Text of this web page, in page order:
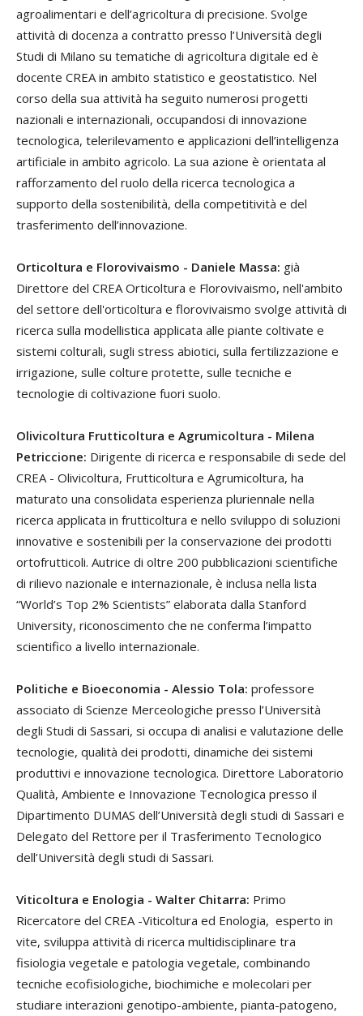
agroalimentari e dell’agricoltura di precisione. Svolge
attività di docenza a contratto presso l’Università degli
Studi di Milano su tematiche di agricoltura digitale ed è
docente CREA in ambito statistico e geostatistico. Nel
corso della sua attività ha seguito numerosi progetti
nazionali e internazionali, occupandosi di innovazione
tecnologica, telerilevamento e applicazioni dell’intelligenza
artificiale in ambito agricolo. La sua azione è orientata al
rafforzamento del ruolo della ricerca tecnologica a
supporto della sostenibilità, della competitività e del
trasferimento dell’innovazione.
Orticoltura e Florovivaismo - Daniele Massa: già
Direttore del CREA Orticoltura e Florovivaismo, nell'ambito
del settore dell'orticoltura e florovivaismo svolge attività di
ricerca sulla modellistica applicata alle piante coltivate e
sistemi colturali, sugli stress abiotici, sulla fertilizzazione e
irrigazione, sulle colture protette, sulle tecniche e
tecnologie di coltivazione fuori suolo.
Olivicoltura Frutticoltura e Agrumicoltura - Milena
Petriccione: Dirigente di ricerca e responsabile di sede del
CREA - Olivicoltura, Frutticoltura e Agrumicoltura, ha
maturato una consolidata esperienza pluriennale nella
ricerca applicata in frutticoltura e nello sviluppo di soluzioni
innovative e sostenibili per la conservazione dei prodotti
ortofrutticoli. Autrice di oltre 200 pubblicazioni scientifiche
di rilievo nazionale e internazionale, è inclusa nella lista
“World’s Top 2% Scientists” elaborata dalla Stanford
University, riconoscimento che ne conferma l’impatto
scientifico a livello internazionale.
Politiche e Bioeconomia - Alessio Tola: professore
associato di Scienze Merceologiche presso l’Università
degli Studi di Sassari, si occupa di analisi e valutazione delle
tecnologie, qualità dei prodotti, dinamiche dei sistemi
produttivi e innovazione tecnologica. Direttore Laboratorio
Qualità, Ambiente e Innovazione Tecnologica presso il
Dipartimento DUMAS dell’Università degli studi di Sassari e
Delegato del Rettore per il Trasferimento Tecnologico
dell’Università degli studi di Sassari.
Viticoltura e Enologia - Walter Chitarra: Primo
Ricercatore del CREA -Viticoltura ed Enologia, esperto in
vite, sviluppa attività di ricerca multidisciplinare tra
fisiologia vegetale e patologia vegetale, combinando
tecniche ecofisiologiche, biochimiche e molecolari per
studiare interazioni genotipo-ambiente, pianta-patogeno,